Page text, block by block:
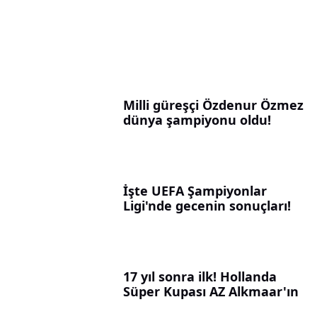
Milli güreşçi Özdenur Özmez
dünya şampiyonu oldu!
İşte UEFA Şampiyonlar
Ligi'nde gecenin sonuçları!
17 yıl sonra ilk! Hollanda
Süper Kupası AZ Alkmaar'ın